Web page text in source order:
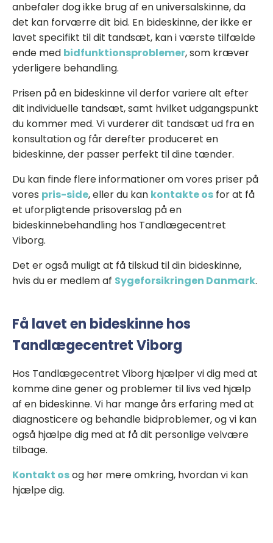
anbefaler dog ikke brug af en universalskinne, da
det kan forværre dit bid. En bideskinne, der ikke er
lavet specifikt til dit tandsæt, kan i værste tilfælde
ende med bidfunktionsproblemer, som kræver
yderligere behandling.
Prisen på en bideskinne vil derfor variere alt efter
dit individuelle tandsæt, samt hvilket udgangspunkt
du kommer med. Vi vurderer dit tandsæt ud fra en
konsultation og får derefter produceret en
bideskinne, der passer perfekt til dine tænder.
Du kan finde flere informationer om vores priser på
vores pris-side, eller du kan kontakte os for at få
et uforpligtende prisoverslag på en
bideskinnebehandling hos Tandlægecentret
Viborg.
Det er også muligt at få tilskud til din bideskinne,
hvis du er medlem af Sygeforsikringen Danmark.
Få lavet en bideskinne hos
Tandlægecentret Viborg
Hos Tandlægecentret Viborg hjælper vi dig med at
komme dine gener og problemer til livs ved hjælp
af en bideskinne. Vi har mange års erfaring med at
diagnosticere og behandle bidproblemer, og vi kan
også hjælpe dig med at få dit personlige velvære
tilbage.
Kontakt osog hør mere omkring, hvordan vi kan
hjælpe dig.